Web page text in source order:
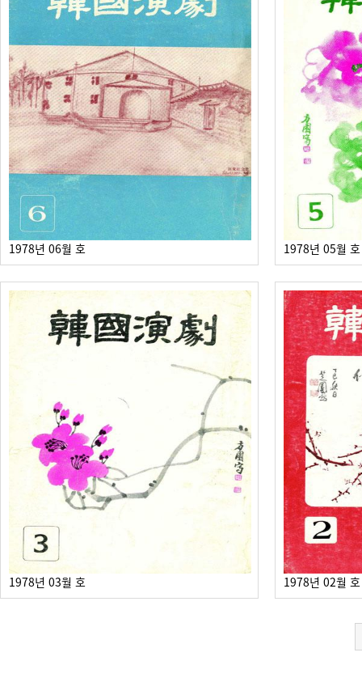
1978년 06월 호 1978년 05월 호
1978년 03월 호 1978년 02월 호